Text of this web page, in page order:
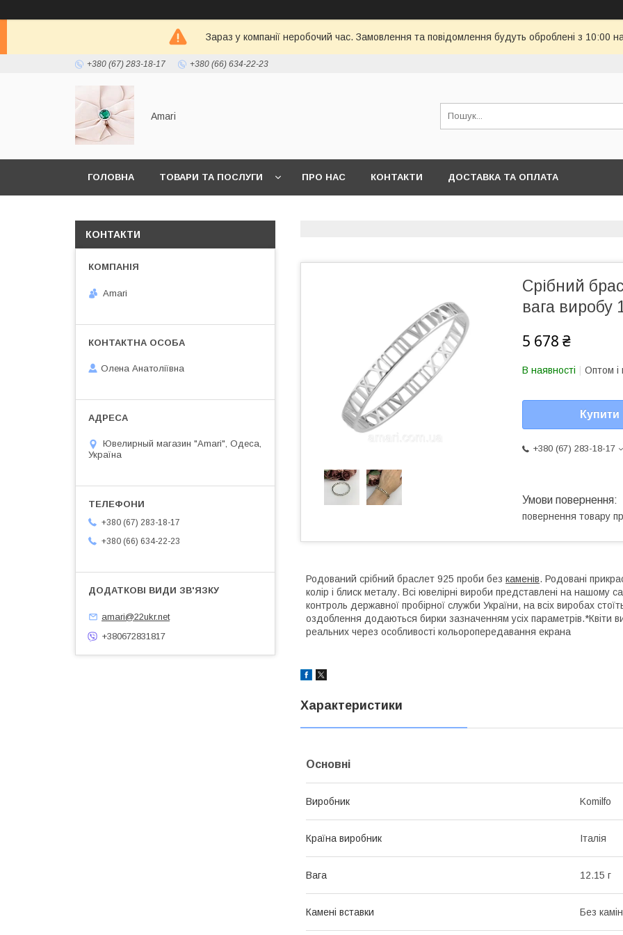
Зараз у компанії неробочий час. Замовлення та повідомлення будуть оброблені з 10:00
+380 (67) 283-18-17 +380 (66) 634-22-23
Amari
ГОЛОВНА ТОВАРИ ТА ПОСЛУГИ ПРО НАС КОНТАКТИ ДОСТАВКА ТА ОПЛАТА
Срібний
вага виробу
5 678 ₴
В наявності Оптом і
Купити
+380 (67) 283-18-17
повернення товару
Родований срібний браслет 925 проби без каменів. Родовані
колір і блиск металу. Всі ювелірні вироби представлені на нашому
контроль державної пробірної служби України, на всіх виробах
оздоблення додаються бирки зазначенням усіх параметрів.*Квіти
реальних через особливості кольоропередавання екрана
Характеристики
Основні
Виробник Komilfo
Країна виробник Італія
Вага 12.15 г
Камені вставки Без
КОНТАКТИ
Amari
Олена Анатоліївна
Ювелирный магазин "Amari", Одеса,
Україна
+380 (67) 283-18-17
+380 (66) 634-22-23
amari@22ukr.net
+380672831817